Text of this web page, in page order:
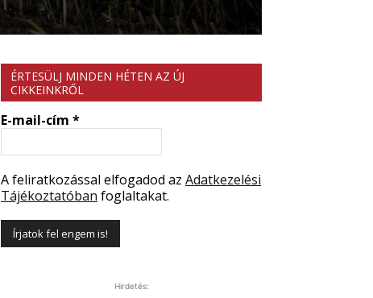
ÉRTESÜLJ MINDEN HÉTEN AZ ÚJ
CIKKEINKRŐL
E-mail-cím *
A feliratkozással elfogadod az Adatkezelési
Tájékoztatóban foglaltakat.
Hirdetés: